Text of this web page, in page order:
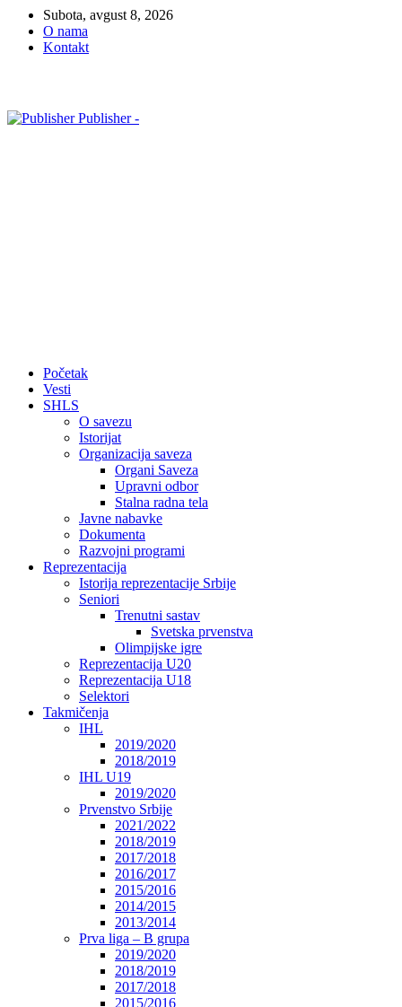
Subota, avgust 8, 2026
O nama
Kontakt
Publisher -
Početak
Vesti
SHLS
O savezu
Istorijat
Organizacija saveza
Organi Saveza
Upravni odbor
Stalna radna tela
Javne nabavke
Dokumenta
Razvojni programi
Reprezentacija
Istorija reprezentacije Srbije
Seniori
Trenutni sastav
Svetska prvenstva
Olimpijske igre
Reprezentacija U20
Reprezentacija U18
Selektori
Takmičenja
IHL
2019/2020
2018/2019
IHL U19
2019/2020
Prvenstvo Srbije
2021/2022
2018/2019
2017/2018
2016/2017
2015/2016
2014/2015
2013/2014
Prva liga – B grupa
2019/2020
2018/2019
2017/2018
2015/2016